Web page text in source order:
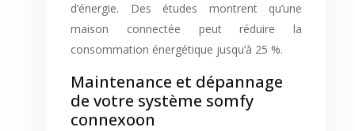
d’énergie. Des études montrent qu’une
maison connectée peut réduire la
consommation énergétique jusqu’à 25 %.
Maintenance et dépannage
de votre système somfy
connexoon